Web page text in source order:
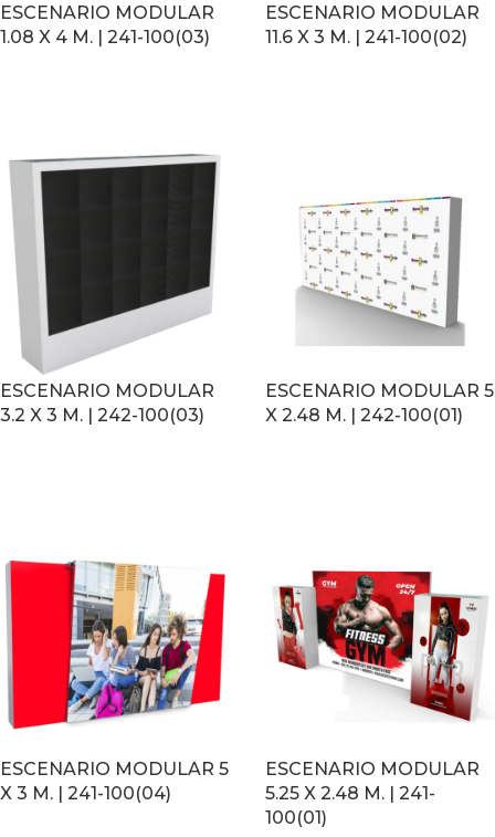
ESCENARIO MODULAR
1.08 X 4 M. | 241-100(03)
ESCENARIO MODULAR
11.6 X 3 M. | 241-100(02)
ESCENARIO MODULAR
3.2 X 3 M. | 242-100(03)
ESCENARIO MODULAR 5
X 2.48 M. | 242-100(01)
ESCENARIO MODULAR 5
X 3 M. | 241-100(04)
ESCENARIO MODULAR
5.25 X 2.48 M. | 241-
100(01)